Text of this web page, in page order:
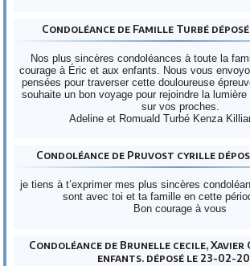
Condoléance de Famille Turbé
Nos plus sincères condoléances à toute la
courage à Éric et aux enfants. Nous vous
pensées pour traverser cette douloureuse
souhaite un bon voyage pour rejoindre la
sur vos proches.
Adeline et Romuald Turbé Kenza
Condoléance de Pruvost cyrille
je tiens à t’exprimer mes plus sincères
sont avec toi et ta famille en cette
Bon courage à vous
Condoléance de Brunelle cecile,
enfants. déposé le 23-02-